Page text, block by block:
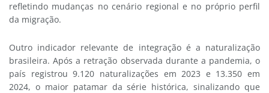
refletindo mudanças no cenário regional e no próprio perfil
da migração.
Outro indicador relevante de integração é a naturalização
brasileira. Após a retração observada durante a pandemia, o
país registrou 9.120 naturalizações em 2023 e 13.350 em
2024, o maior patamar da série histórica, sinalizando que